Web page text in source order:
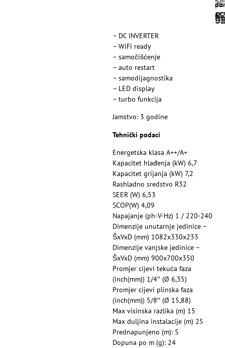
do
65
– DC INVERTER
– WiFi ready
– samočišćenje
– auto restart
– samodijagnostika
– LED display
– turbo funkcija
Jamstvo: 3 godine
Tehnički podaci
Energetska klasa A++/A+
Kapacitet hlađenja (kW) 6,7
Kapacitet grijanja (kW) 7,2
Rashladno sredstvo R32
SEER (W) 6,53
SCOP(W) 4,09
Napajanje (ph-V-Hz) 1 / 220-240
Dimenzije unutarnje jedinice –
ŠxVxD (mm) 1082x330x233
Dimenzije vanjske jedinice –
ŠxVxD (mm) 900x700x350
Promjer cijevi tekuća faza
(inch(mm)) 1/4′′ (Ø 6,35)
Promjer cijevi plinska faza
(inch(mm)) 5/8′′ (Ø 15,88)
Max visinska razlika (m) 15
Max duljina instalacije (m) 25
Prednapunjeno (m): 5
Dopuna po m (g): 24